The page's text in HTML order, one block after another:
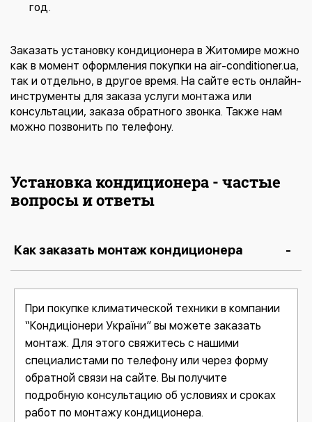
год.
Заказать установку кондиционера в Житомире можно
как в момент оформления покупки на air-conditioner.ua,
так и отдельно, в другое время. На сайте есть онлайн-
инструменты для заказа услуги монтажа или
консультации, заказа обратного звонка. Также нам
можно позвонить по телефону.
Установка кондиционера - частые
вопросы и ответы
Как заказать монтаж кондиционера
При покупке климатической техники в компании
“Кондиціонери України” вы можете заказать
монтаж. Для этого свяжитесь с нашими
специалистами по телефону или через форму
обратной связи на сайте. Вы получите
подробную консультацию об условиях и сроках
работ по монтажу кондиционера.